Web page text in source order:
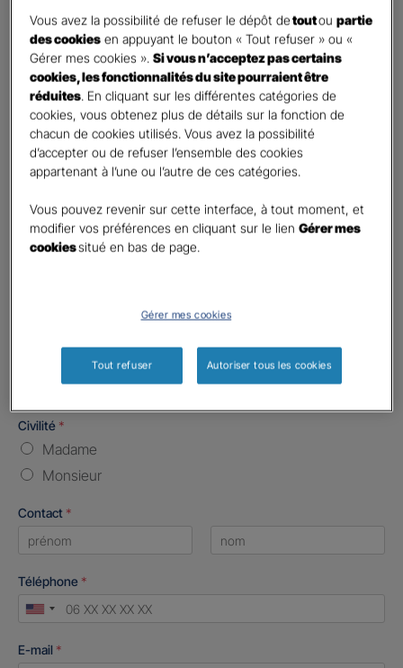
Nombre de caractères restants :9 caractères restants
Indiquez un montant annuel en euro, même approximatif.
La limite est de 9 caractères. Caractères restants : 9.
Code postal du risque*
Nombre de caractères restants :5 caractères restants
La limite est de 5 caractères. Caractères restants : 5.
Type d'assurance souhaitée*
Responsabilité Civile
Batiment / Local commercial
Autre
Non
Civilité *
Madame
Monsieur
Contact *
Téléphone *
United
+1
E-mail *
Vous avez la possibilité de refuser le dépôt detoutoupartie
des cookies en appuyant le bouton « Tout refuser » ou «
Gérer mes cookies ».Si vous n’acceptez pas certains
cookies, les fonctionnalités du site pourraient être
réduites. En cliquant sur les différentes catégories de
cookies, vous obtenez plus de détails sur la fonction de
chacun de cookies utilisés. Vous avez la possibilité
d’accepter ou de refuser l’ensemble des cookies
appartenant à l’une ou l’autre de ces catégories.
Vous pouvez revenir sur cette interface, à tout moment, et
modifier vos préférences en cliquant sur le lienGérer mes
cookiessitué en bas de page.
Gérer mes cookies
Tout refuser Autoriser tous les cookies